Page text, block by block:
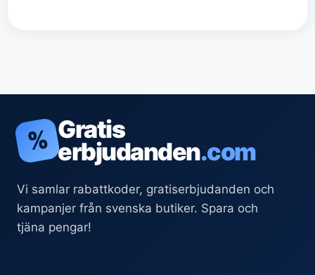
% Gratis
erbjudanden.com
Vi samlar rabattkoder, gratiserbjudanden och
kampanjer från svenska butiker. Spara och
tjäna pengar!